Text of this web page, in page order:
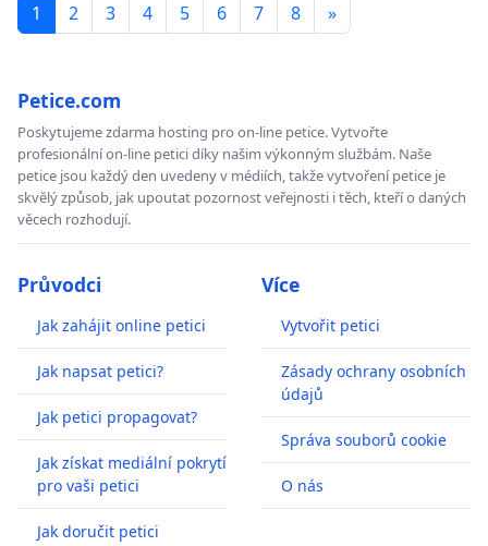
1 2 3 4 5 6 7 8 »
Petice.com
Poskytujeme zdarma hosting pro on-line petice. Vytvořte
profesionální on-line petici díky našim výkonným službám. Naše
petice jsou každý den uvedeny v médiích, takže vytvoření petice je
skvělý způsob, jak upoutat pozornost veřejnosti i těch, kteří o daných
věcech rozhodují.
Průvodci
Jak zahájit online petici
Jak napsat petici?
Jak petici propagovat?
Jak získat mediální pokrytí
pro vaši petici
Jak doručit petici
Více
Vytvořit petici
Zásady ochrany osobních
údajů
Správa souborů cookie
O nás